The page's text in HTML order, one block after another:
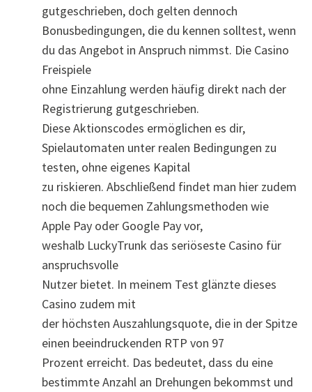
gutgeschrieben, doch gelten dennoch
Bonusbedingungen, die du kennen solltest, wenn
du das Angebot in Anspruch nimmst. Die Casino
Freispiele
ohne Einzahlung werden häufig direkt nach der
Registrierung gutgeschrieben.
Diese Aktionscodes ermöglichen es dir,
Spielautomaten unter realen Bedingungen zu
testen, ohne eigenes Kapital
zu riskieren. Abschließend findet man hier zudem
noch die bequemen Zahlungsmethoden wie
Apple Pay oder Google Pay vor,
weshalb LuckyTrunk das seriöseste Casino für
anspruchsvolle
Nutzer bietet. In meinem Test glänzte dieses
Casino zudem mit
der höchsten Auszahlungsquote, die in der Spitze
einen beeindruckenden RTP von 97
Prozent erreicht. Das bedeutet, dass du eine
bestimmte Anzahl an Drehungen bekommst und